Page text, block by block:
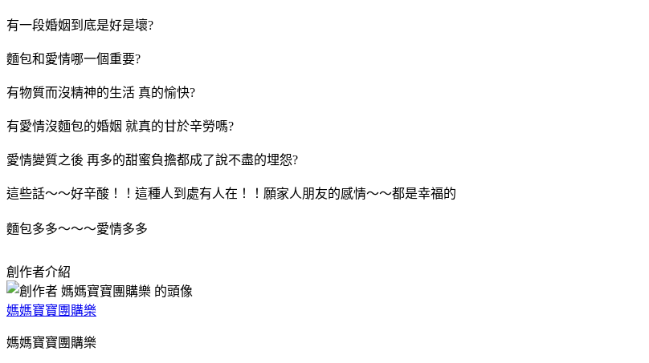
有一段婚姻到底是好是壞?
麵包和愛情哪一個重要?
有物質而沒精神的生活 真的愉快?
有愛情沒麵包的婚姻 就真的甘於辛勞嗎?
愛情變質之後 再多的甜蜜負擔都成了說不盡的埋怨?
這些話～～好辛酸！！這種人到處有人在！！願家人朋友的感情～～都是幸福的
麵包多多～～～愛情多多
創作者介紹
媽媽寶寶團購樂
媽媽寶寶團購樂